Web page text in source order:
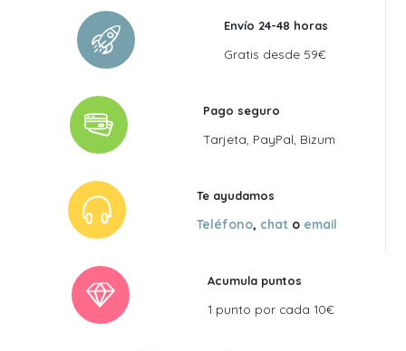
Envío 24-48 horas
Gratis desde 59€
Pago seguro
Tarjeta, PayPal, Bizum
Te ayudamos
Teléfono, chat o email
Acumula puntos
1 punto por cada 10€